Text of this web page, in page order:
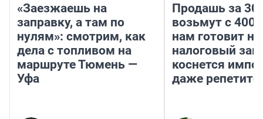
«Заезжаешь на
заправку, а там по
нулям»: смотрим, как
дела с топливом на
маршруте Тюмень —
Уфа
Продашь за
возьмут с
нам готовит
налоговый
коснется
даже